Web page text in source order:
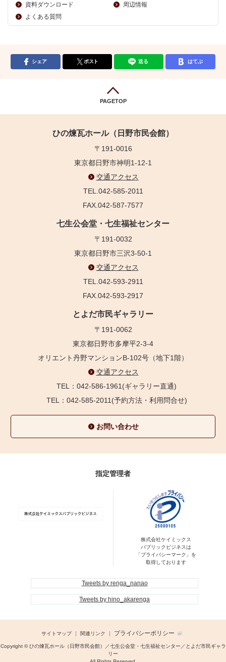
資料ダウンロード
周辺情報
よくある質問
シェア ポスト 送る はてぶ
PAGETOP
ひの煉瓦ホール（日野市民会館）
〒191-0016
東京都日野市神明1-12-1
交通アクセス
TEL.042-585-2011
FAX.042-587-7577
七生公会堂・七生福祉センター
〒191-0032
東京都日野市三沢3-50-1
交通アクセス
TEL.042-593-2911
FAX.042-593-2917
とよだ市民ギャラリー
〒191-0062
東京都日野市多摩平2-3-4
オリエント丹野マンションB-102号（地下1階）
交通アクセス
TEL：042-586-1961(ギャラリー直通)
TEL：042-585-2011(予約方法・利用問合せ)
お問い合わせ
指定管理者
株式会社ケイミックス
パブリックビジネスは
「プライバシーマーク」を
取得しております
Tweets by renga_nanao
Tweets by hino_akarenga
サイトマップ 関連リンク プライバシーポリシー
Copyright © ひの煉瓦ホール（日野市民会館）／七生公会堂・七生福祉センター／とよだ市民ギャラ
リー